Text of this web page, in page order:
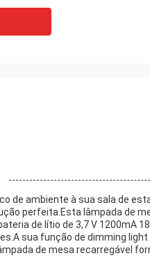
de ambiente à sua sala de
perfeita.Esta lâmpada de
de lítio de 3,7 V 1200mA
sua função de dimming
de mesa recarregável